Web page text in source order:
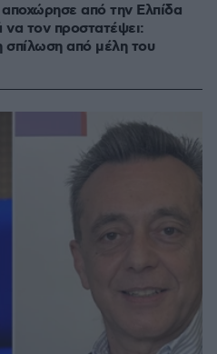
από την Ελπίδα
να τον προστατέψει:
σπίλωση από μέλη του